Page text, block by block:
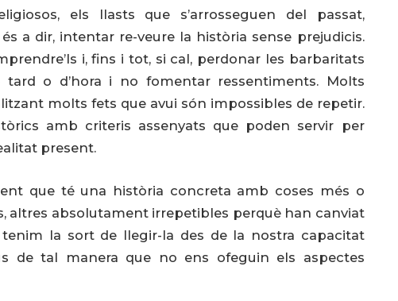
els llasts que s’arrosseguen del passat,
a dir, intentar re-veure la història sense prejudicis.
i, fins i tot, si cal, perdonar les barbaritats
o d’hora i no fomentar ressentiments. Molts
molts fets que avui són impossibles de repetir.
amb criteris assenyats que poden servir per
present.
que té una història concreta amb coses més o
altres absolutament irrepetibles perquè han canviat
la sort de llegir-la des de la nostra capacitat
de tal manera que no ens ofeguin els aspectes